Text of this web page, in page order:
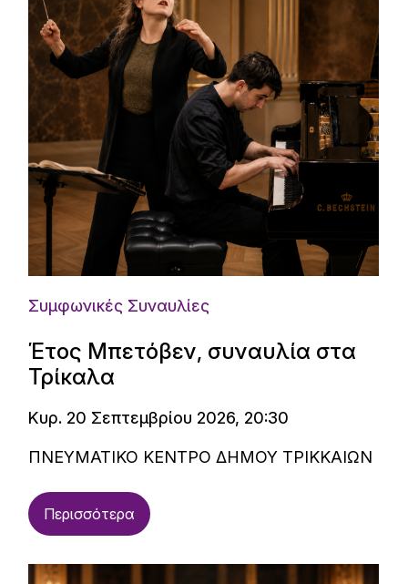
Συμφωνικές Συναυλίες
Έτος Μπετόβεν, συναυλία στα
Τρίκαλα
Κυρ. 20 Σεπτεμβρίου 2026, 20:30
ΠΝΕΥΜΑΤΙΚΟ ΚΕΝΤΡΟ ΔΗΜΟΥ ΤΡΙΚΚΑΙΩΝ
Περισσότερα